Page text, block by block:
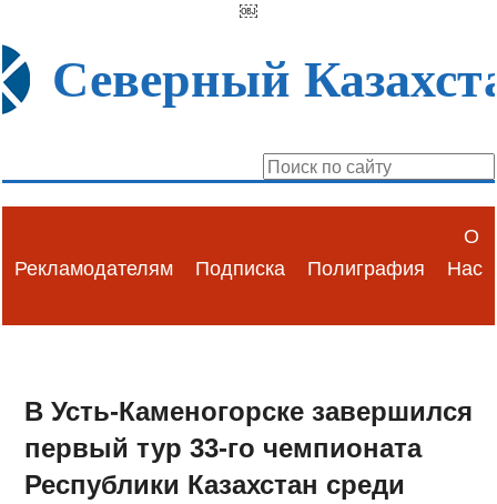
￼
Северный
Рекламодателям Подписка Полиграфия
О
Нас
В Усть-Каменогорске завершился
первый тур 33-го чемпионата
Республики Казахстан среди